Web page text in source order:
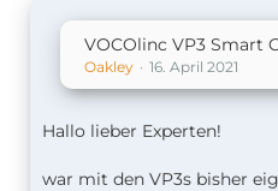
VOCOlinc VP3 Smart
Oakley 16. April 2021
Hallo lieber Experten!
war mit den VP3s bisher